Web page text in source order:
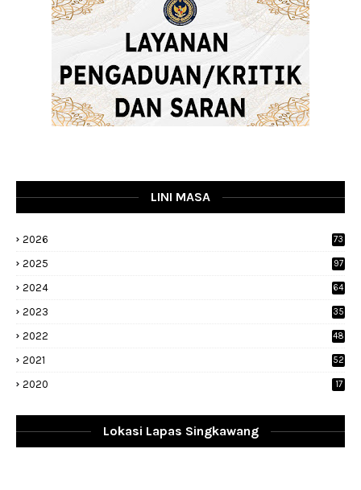
LINI MASA
2026 73
2025 97
2024 64
2023
35
2022
48
2021 52
2020 17
Lokasi Lapas Singkawang